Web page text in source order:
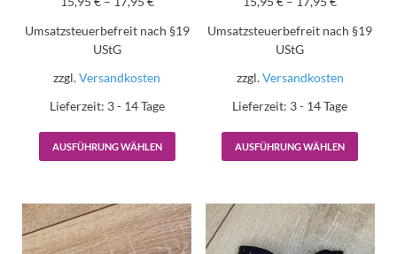
Umsatzsteuerbefreit nach §19
UStG
zzgl.Versandkosten
Lieferzeit: 3 - 14 Tage
AUSFÜHRUNG WÄHLEN
Umsatzsteuerbefreit nach §19
UStG
zzgl.Versandkosten
Lieferzeit: 3 - 14 Tage
AUSFÜHRUNG WÄHLEN